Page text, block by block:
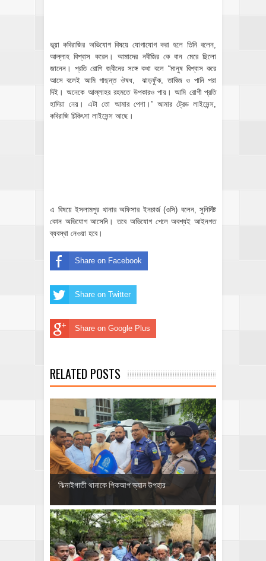
ভূয়া কবিরাজির অভিযোগ বিষয়ে যোগাযোগ করা হলে তিনি বলেন,
আল্লাহ বিশ্বাস করেন। আমাদের নবীজির কে বান মেরে ছিলো
জানেন। প্রতি রোগি জ্বীনের সঙ্গে কথা বলে “মানুষ বিশ্বাস করে
আসে বলেই আমি গাছন্ত ঔষধ, ঝাড়ফুঁক, তাবিজ ও পানি পরা
দিই। অনেকে আল্লাহর রহমতে উপকারও পায়। আমি রোগী প্রতি
হাদিয়া নেয়। এটা তো আমার পেশা।” আমার ট্রেড লাইসেন্স,
কবিরাজি চিকিৎসা লাইসেন্স আছে।
এ বিষয়ে ইসলামপুর থানার অফিসার ইনচার্জ (ওসি) বলেন, সুনির্দিষ্ট
কোন অভিযোগ আসেনি। তবে অভিযোগ পেলে অবশ্যই আইনগত
ব্যবস্থা নেওয়া হবে।
Share on Facebook
Share on Twitter
Share on Google Plus
RELATED POSTS
ঝিনাইগাতী থানাকে পিকআপ ভ্যান উপহার